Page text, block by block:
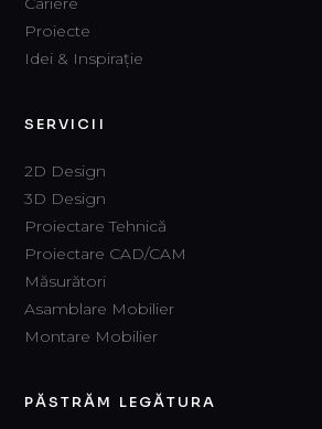
Proiecte
Idei & Inspirație
SERVICII
2D Design
3D Design
Proiectare Tehnică
Proiectare CAD/CAM
Măsurători
Asamblare Mobilier
Montare Mobilier
PĂSTRĂM LEGĂTURA